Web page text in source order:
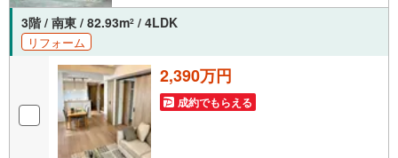
3階 / 南東 / 82.93m2 / 4LDK
リフォーム
2,390万円
成約でもらえる